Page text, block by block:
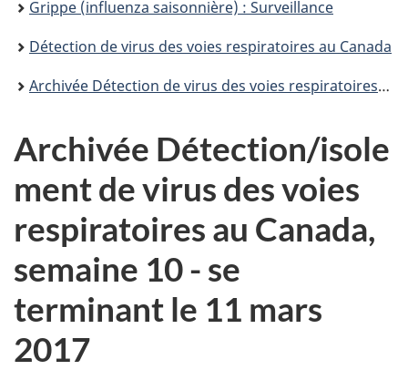
Grippe (influenza saisonnière) : Surveillance
Détection de virus des voies respiratoires au Canada
Archivée Détection de virus des voies respiratoires au Canada 2016-2017
Archivée Détection/isole
ment de virus des voies
respiratoires au Canada,
semaine 10 - se
terminant le 11 mars
2017